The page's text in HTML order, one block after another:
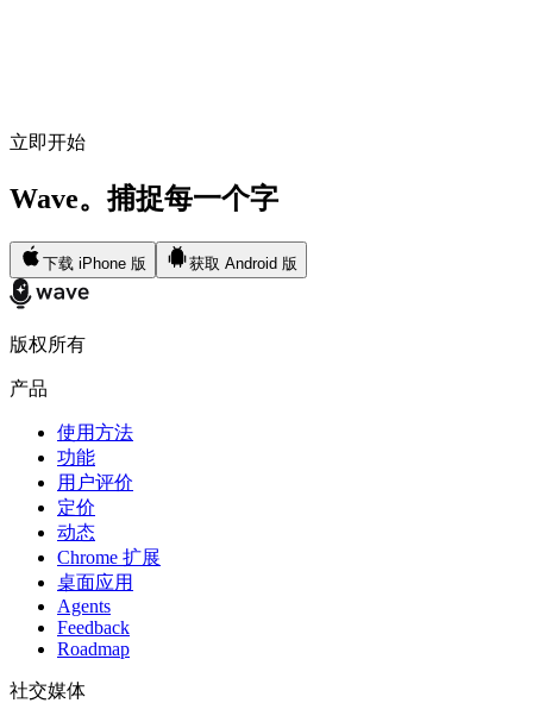
立即开始
Wave。捕捉每一个字
下载 iPhone 版 获取 Android 版
版权所有
产品
使用方法
功能
用户评价
定价
动态
Chrome 扩展
桌面应用
Agents
Feedback
Roadmap
社交媒体